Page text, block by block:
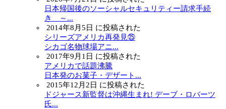
日本帰国後のソーシャルセキュリティー請求手続
き ～...
2014年8月5日 に投稿された
シリーズアメリカ再発見㉕
シカゴ名物球場アニ...
2017年9月1日 に投稿された
アメリカで話題沸騰
日本発のお菓子・デザート...
2015年12月2日 に投稿された
ドジャース新監督は沖縄生まれ! デーブ・ロバーツ
氏...